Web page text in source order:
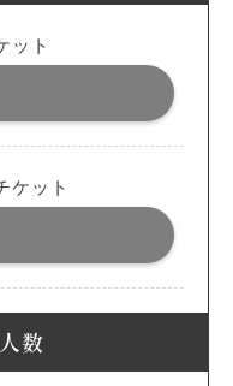
ット
ケット
数